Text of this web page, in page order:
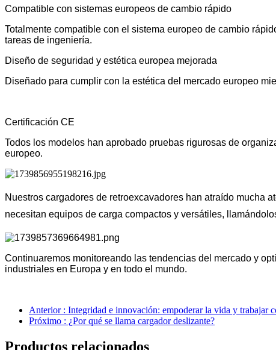
Compatible con sistemas europeos de cambio rápido
Totalmente compatible con el sistema europeo de cambio
tareas de ingeniería.
Diseño de seguridad y estética europea mejorada
Diseñado para cumplir con la estética del mercado europeo
Certificación CE
Todos los modelos han aprobado pruebas rigurosas de
europeo.
Nuestros cargadores de retroexcavadores han atraído mucha
necesitan equipos de carga compactos y versátiles,
Continuaremos monitoreando las tendencias del mercado y
industriales en Europa y en todo el mundo.
Anterior : Integridad e innovación: empoderar la vida y trabajar
Próximo : ¿Por qué se llama cargador deslizante?
Productos relacionados